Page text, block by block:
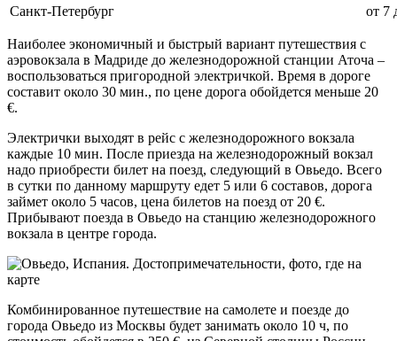
Санкт-Петербург от 7
Наиболее экономичный и быстрый вариант путешествия с
аэровокзала в Мадриде до железнодорожной станции Аточа –
воспользоваться пригородной электричкой. Время в дороге
составит около 30 мин., по цене дорога обойдется меньше 20
€.
Электрички выходят в рейс с железнодорожного вокзала
каждые 10 мин. После приезда на железнодорожный вокзал
надо приобрести билет на поезд, следующий в Овьедо. Всего
в сутки по данному маршруту едет 5 или 6 составов, дорога
займет около 5 часов, цена билетов на поезд от 20 €.
Прибывают поезда в Овьедо на станцию железнодорожного
вокзала в центре города.
Комбинированное путешествие на самолете и поезде до
города Овьедо из Москвы будет занимать около 10 ч, по